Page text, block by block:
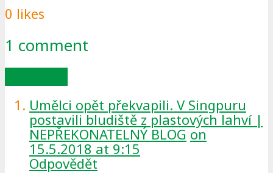
0 likes
1 comment
Umělci opět překvapili. V Singpuru
postavili bludiště z plastových lahví |
NEPŘEKONATELNÝ BLOG on
15.5.2018 at 9:15
Odpovědět